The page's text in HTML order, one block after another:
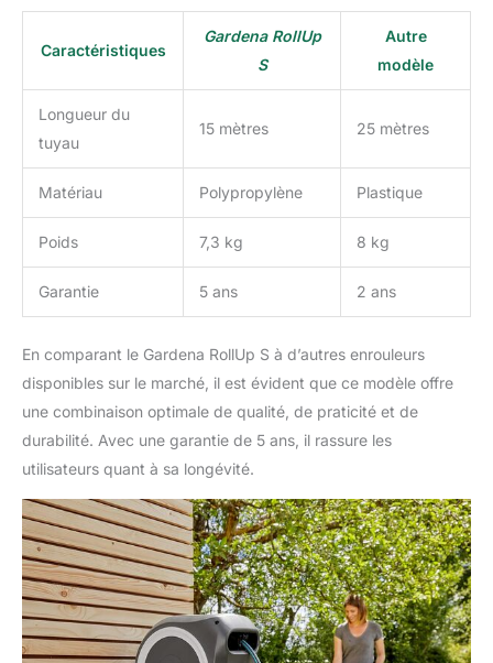
Caractéristiques
Gardena RollUp
S
Autre
modèle
Longueur du
tuyau
15 mètres 25 mètres
Matériau Polypropylène Plastique
Poids 7,3 kg 8 kg
Garantie 5 ans 2 ans
En comparant le Gardena RollUp S à d’autres enrouleurs
disponibles sur le marché, il est évident que ce modèle offre
une combinaison optimale de qualité, de praticité et de
durabilité. Avec une garantie de 5 ans, il rassure les
utilisateurs quant à sa longévité.